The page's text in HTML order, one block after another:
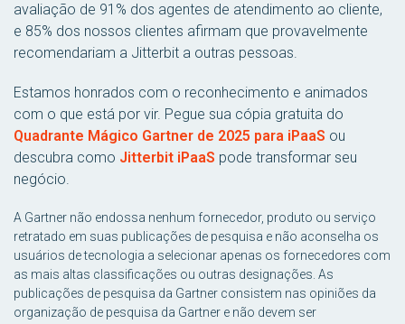
avaliação de 91% dos agentes de atendimento ao cliente,
e 85% dos nossos clientes afirmam que provavelmente
recomendariam a Jitterbit a outras pessoas.
Estamos honrados com o reconhecimento e animados
com o que está por vir. Pegue sua cópia gratuita do
Quadrante Mágico Gartner de 2025 para iPaaS ou
descubra como Jitterbit iPaaS pode transformar seu
negócio.
A Gartner não endossa nenhum fornecedor, produto ou serviço
retratado em suas publicações de pesquisa e não aconselha os
usuários de tecnologia a selecionar apenas os fornecedores com
as mais altas classificações ou outras designações. As
publicações de pesquisa da Gartner consistem nas opiniões da
organização de pesquisa da Gartner e não devem ser